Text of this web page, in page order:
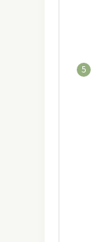
5